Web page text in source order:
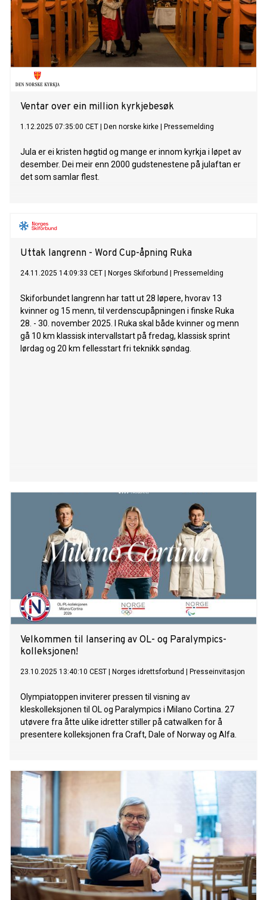
Ventar over ein million kyrkjebesøk
1.12.2025 07:35:00 CET Den norske kirke Pressemelding
Jula er ei kristen høgtid og mange er innom kyrkja i løpet av
desember. Dei meir enn 2000 gudstenestene på julaftan er
det som samlar flest.
Uttak langrenn - Word Cup-åpning Ruka
24.11.2025 14:09:33 CET Norges Skiforbund Pressemelding
Skiforbundet langrenn har tatt ut 28 løpere, hvorav 13
kvinner og 15 menn, til verdenscupåpningen i finske Ruka
28. - 30. november 2025. I Ruka skal både kvinner og menn
gå 10 km klassisk intervallstart på fredag, klassisk sprint
lørdag og 20 km fellesstart fri teknikk søndag.
Velkommen til lansering av OL- og Paralympics-
kolleksjonen!
23.10.2025 13:40:10 CEST Norges idrettsforbund Presseinvitasjon
Olympiatoppen inviterer pressen til visning av
kleskolleksjonen til OL og Paralympics i Milano Cortina. 27
utøvere fra åtte ulike idretter stiller på catwalken for å
presentere kolleksjonen fra Craft, Dale of Norway og Alfa.